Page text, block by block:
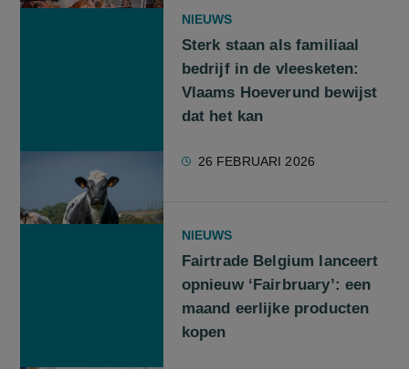
NIEUWS
Sterk staan als familiaal
bedrijf in de vleesketen:
Vlaams Hoeverund bewijst
dat het kan
26 FEBRUARI 2026
NIEUWS
Fairtrade Belgium lanceert
opnieuw ‘Fairbruary’: een
maand eerlijke producten
kopen